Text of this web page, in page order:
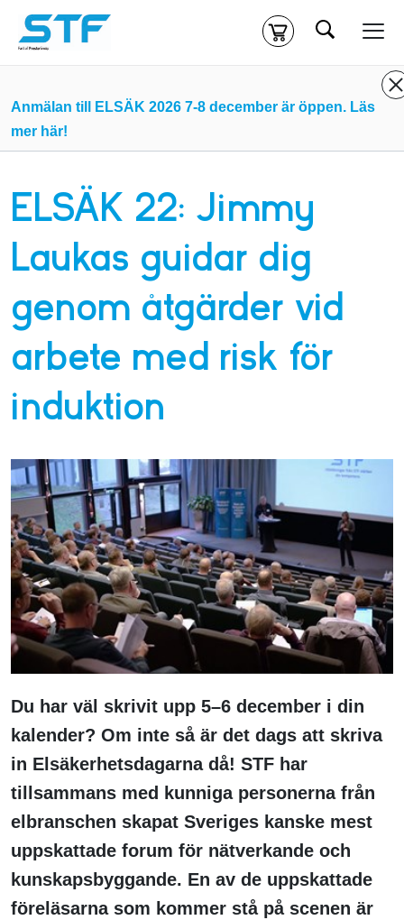
Kassa
Du måste vara inloggad för att köpa kurser.
Klickahär för att komma till alla tillgängliga onlinekurser.
Sök
Anmälan till ELSÄK 2026 7-8 december är öppen. Läs
mer här!
ELSÄK 22: Jimmy
Laukas guidar dig
genom åtgärder vid
arbete med risk för
induktion
Du har väl skrivit upp 5–6 december i din
kalender? Om inte så är det dags att skriva
in Elsäkerhetsdagarna då! STF har
tillsammans med kunniga personerna från
elbranschen skapat Sveriges kanske mest
uppskattade forum för nätverkande och
kunskapsbyggande. En av de uppskattade
föreläsarna som kommer stå på scenen är